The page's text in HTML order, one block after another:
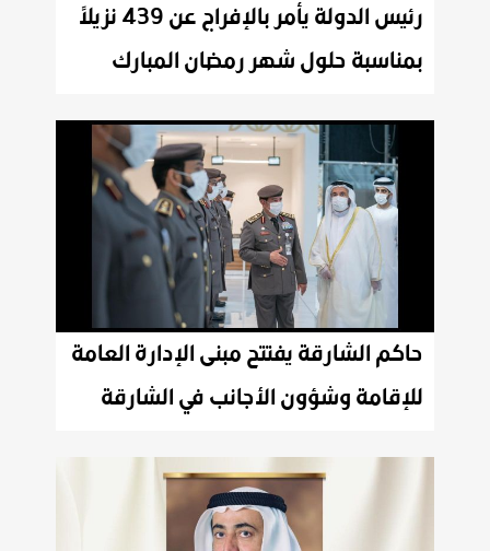
رئيس الدولة يأمر بالإفراج عن 439 نزيلاً
بمناسبة حلول شهر رمضان المبارك
حاكم الشارقة يفتتح مبنى الإدارة العامة
للإقامة وشؤون الأجانب في الشارقة